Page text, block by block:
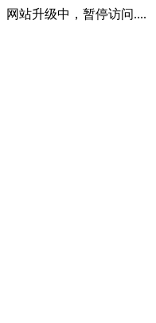
网站升级中，暂停访问....